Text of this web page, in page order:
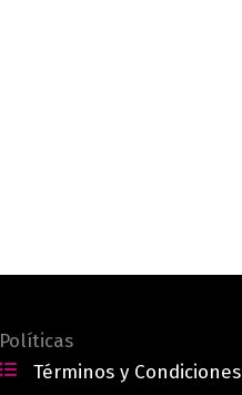
Políticas
Términos y Condiciones